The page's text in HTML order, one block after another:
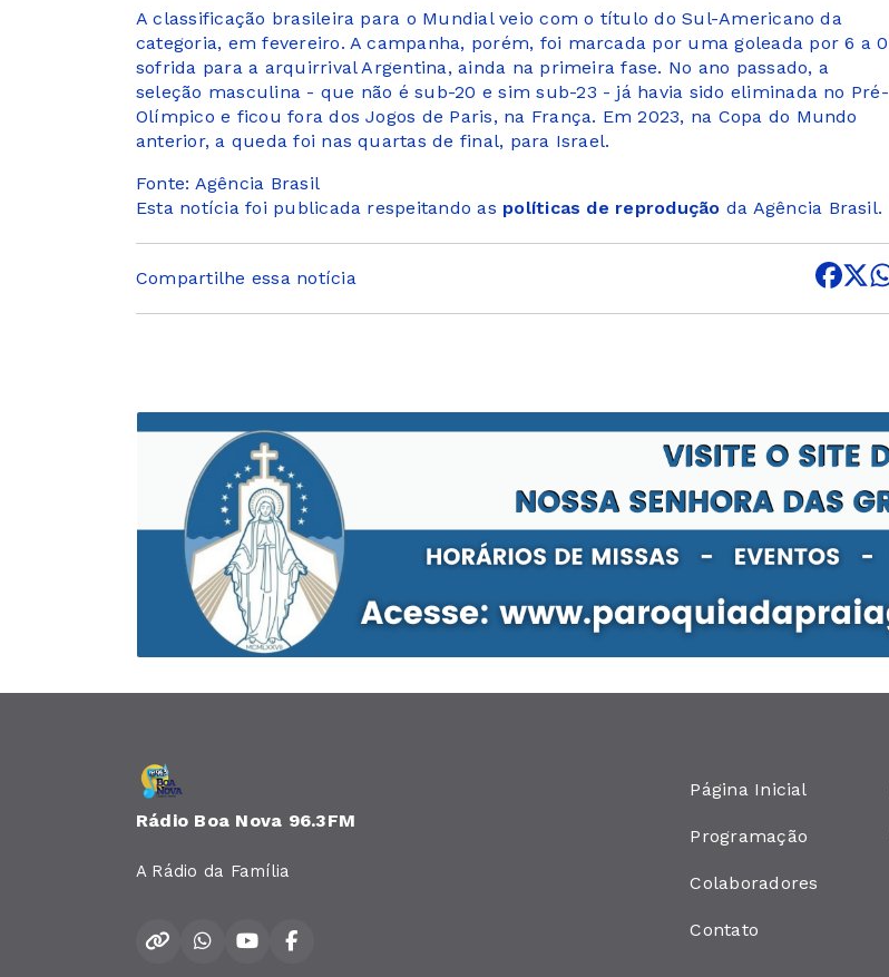
A classificação brasileira para o Mundial veio com o título do Sul-Americano da
categoria, em fevereiro. A campanha, porém, foi marcada por uma goleada por 6 a 0
sofrida para a arquirrival Argentina, ainda na primeira fase. No ano passado, a
seleção masculina - que não é sub-20 e sim sub-23 - já havia sido eliminada no Pré-
Olímpico e ficou fora dos Jogos de Paris, na França. Em 2023, na Copa do Mundo
anterior, a queda foi nas quartas de final, para Israel.
Fonte: Agência Brasil
Esta notícia foi publicada respeitando as políticas de reprodução da Agência Brasil.
Compartilhe essa notícia
Rádio Boa Nova 96.3FM
A Rádio da Família
Página Inicial
Programação
Colaboradores
Contato